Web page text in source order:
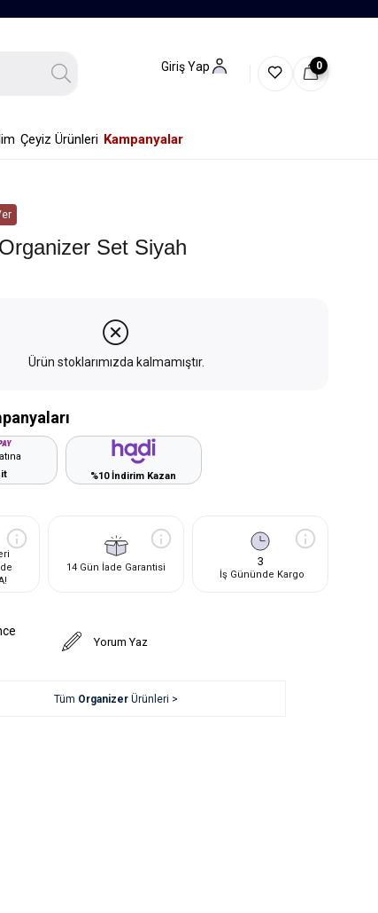
Giriş Yap 0
Çeyiz Ürünleri Kampanyalar
Set Siyah
Ürün stoklarımızda kalmamıştır.
%10 İndirim Kazan
14 Gün İade Garantisi 3
İş Gününde Kargo
Yorum Yaz
Tüm Organizer Ürünleri >